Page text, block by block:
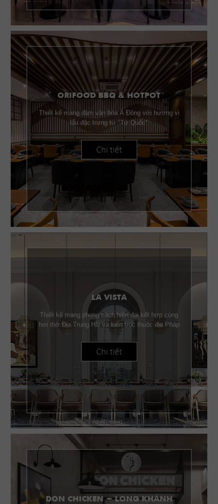
ORIFOOD BBQ & HOTPOT
Thiết kế mang đậm văn hóa Á Đông với hương vị
lẩu đặc trưng từ "Tứ Quốc"
Chi tiết
LA VISTA
Thiết kế mang phong cách hiện đại kết hợp cùng
hơi thở Địa Trung Hải và kiến trúc thuộc địa Pháp
Chi tiết
DON CHICKEN - LONG KHÁNH